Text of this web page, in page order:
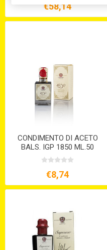
€58,14
CONDIMENTO DI ACETO
BALS. IGP 1850 ML.50
AFFINATO 5 ANNI
€8,74